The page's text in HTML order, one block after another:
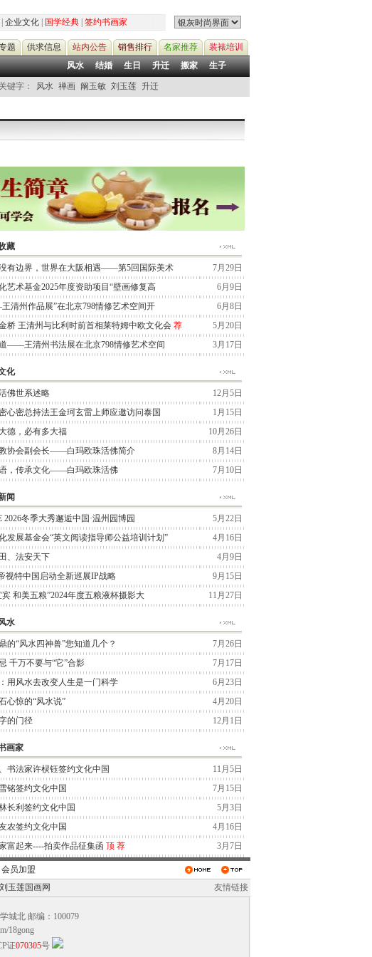
企业文化| 国学经典| 签约书画家
题 供求信息 站内公告 销售排行 名家推荐
装裱培训
风水 结婚 生日 升迁 搬家 生子
键字： 风水 禅画 阚玉敏 刘玉莲 升迁
藏
有边界，世界在大阪相遇——第5回国际美术
7月29日
艺术基金2025年度资助项目“壁画修复高
6月9日
清州作品展”在北京798情修艺术空间开
6月8日
桥 王清州与比利时前首相莱特姆中欧文化会 荐
5月20日
——王清州书法展在北京798情修艺术空间 3月17日
化
佛世系述略
12月5日
心密总持法王金珂玄雷上师应邀访问泰国
1月15日
德，必有多大福
10月26日
协会副会长——白玛欧珠活佛简介
8月14日
，传承文化——白玛欧珠活佛 7月10日
闻
2026冬季大秀邂逅中国·温州园博园
5月22日
发展基金会“英文阅读指导师公益培训计划”
4月16日
、法安天下
4月9日
视特中国启动全新巡展IP战略
9月15日
宾 和美五粮”2024年度五粮液杯摄影大 11月27日
水
的“风水四神兽”您知道几个？
7月26日
千万不要与“它”合影
7月17日
用风水去改变人生是一门科学
6月23日
心惊的“风水说”
4月20日
的门径 12月1日
画家
书法家许棂钰签约文化中国
11月5日
铭签约文化中国
7月15日
长利签约文化中国
5月3日
农签约文化中国
4月16日
富起来----拍卖作品征集函 顶 荐 3月7日
会员加盟
刘玉莲国画网 友情链接
城北 邮编：100079
18gong
证070305号